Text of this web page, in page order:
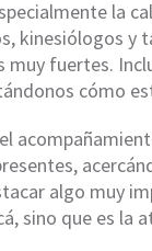
la
kinesiólogos y
muy fuertes.
cómo
algo muy
sino que es la